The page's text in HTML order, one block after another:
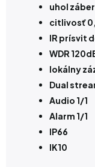
uhol
citlivosť
IR prísvit
WDR
lokálny
Dual
Audio 1/1
Alarm 1/1
IP66
IK10